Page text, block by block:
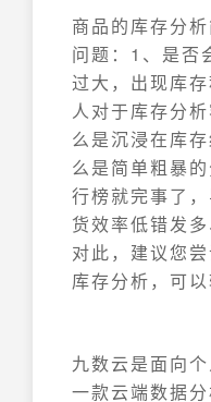
商品的库存分
问题：1、是否
过大，出现库
人对于库存分
么是沉浸在库
么是简单粗暴
行榜就完事了
货效率低错发
对此，建议您
库存分析，可
九数云是面向
一款云端数据